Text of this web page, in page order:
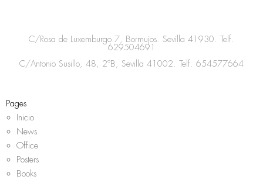
a
g
r
b
o
o
t
e
r
s
a
p
C/Rosa de Luxemburgo 7, Bormujos. Sevilla 41930. Telf.
629504691
C/Antonio Susillo, 48, 2ºB, Sevilla 41002. Telf. 654577664
Pages
Inicio
News
Office
Posters
Books